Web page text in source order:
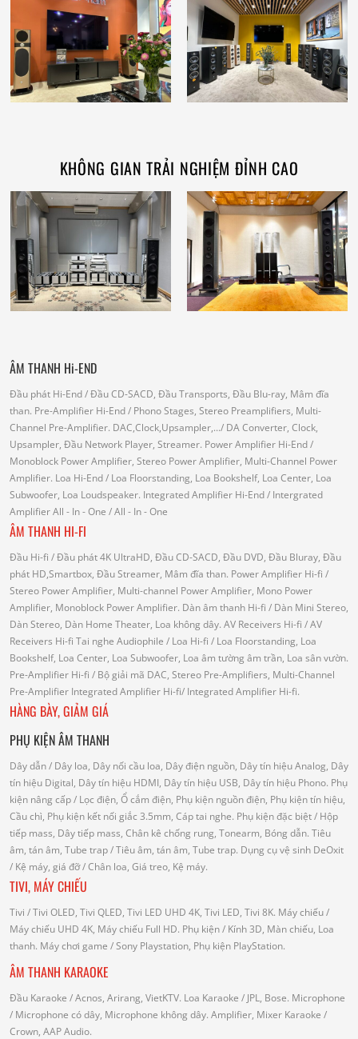
KHÔNG GIAN TRẢI NGHIỆM ĐỈNH CAO
ÂM THANH Hi-END
Đầu phát Hi-End/ Đầu CD-SACD, Đầu Transports, Đầu Blu-ray, Mâm đĩa
than. Pre-Amplifier Hi-End/ Phono Stages, Stereo Preamplifiers, Multi-
Channel Pre-Amplifier. DAC,Clock,Upsampler,.../ DA Converter, Clock,
Upsampler, Đầu Network Player, Streamer. Power Amplifier Hi-End/
Monoblock Power Amplifier, Stereo Power Amplifier, Multi-Channel Power
Amplifier. Loa Hi-End/ Loa Floorstanding, Loa Bookshelf, Loa Center, Loa
Subwoofer, Loa Loudspeaker. Integrated Amplifier Hi-End/ Intergrated
AmplifierAll - In - One / All - In - One
ÂM THANH HI-FI
Đầu Hi-fi / Đầu phát 4K UltraHD, Đầu CD-SACD, Đầu DVD, Đầu Bluray, Đầu
phát HD,Smartbox, Đầu Streamer, Mâm đĩa than. Power Amplifier Hi-fi /
Stereo Power Amplifier, Multi-channel Power Amplifier, Mono Power
Amplifier, Monoblock Power Amplifier. Dàn âm thanh Hi-fi / Dàn Mini Stereo,
Dàn Stereo, Dàn Home Theater, Loa không dây. AV Receivers Hi-fi / AV
Receivers Hi-fi Tai nghe Audiophile / Loa Hi-fi / Loa Floorstanding, Loa
Bookshelf, Loa Center, Loa Subwoofer, Loa âm tường âm trần, Loa sân vườn.
Pre-Amplifier Hi-fi / Bộ giải mã DAC, Stereo Pre-Amplifiers, Multi-Channel
Pre-Amplifier Integrated Amplifier Hi-fi/ Integrated Amplifier Hi-fi.
HÀNG BÀY, GIẢM GIÁ
PHỤ KIỆN ÂM THANH
Dây dẫn/ Dây loa, Dây nối cầu loa, Dây điện nguồn, Dây tín hiệu Analog, Dây
tín hiệu Digital, Dây tín hiệu HDMI, Dây tín hiệu USB, Dây tín hiệu Phono. Phụ
kiện nâng cấp/ Lọc điện, Ổ cắm điện, Phụ kiện nguồn điện, Phụ kiện tín hiệu,
Cầu chì, Phụ kiện kết nối giắc 3.5mm, Cáp tai nghe. Phụ kiện đặc biệt/ Hộp
tiếp mass, Dây tiếp mass, Chân kê chống rung, Tonearm, Bóng dẫn. Tiêu
âm, tán âm, Tube trap/ Tiêu âm, tán âm, Tube trap. Dụng cụ vệ sinh DeOxit
/ Kệ máy, giá đỡ/ Chân loa, Giá treo, Kệ máy.
TIVI, MÁY CHIẾU
Tivi / Tivi OLED, Tivi QLED, Tivi LED UHD 4K, Tivi LED, Tivi 8K. Máy chiếu/
Máy chiếu UHD 4K, Máy chiếu Full HD. Phụ kiện/ Kính 3D, Màn chiếu, Loa
thanh. Máy chơi game / Sony Playstation, Phụ kiện PlayStation.
ÂM THANH KARAOKE
Đầu Karaoke / Acnos, Arirang, VietKTV. Loa Karaoke / JPL, Bose. Microphone
/ Microphone có dây, Microphone không dây. Amplifier, Mixer Karaoke /
Crown, AAP Audio.